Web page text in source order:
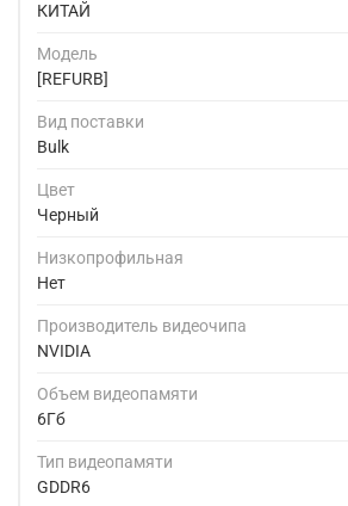
КИТАЙ
Модель
[REFURB]
Вид поставки
Bulk
Цвет
Черный
Низкопрофильная
Нет
Производитель видеочипа
NVIDIA
Объем видеопамяти
6Гб
Тип видеопамяти
GDDR6